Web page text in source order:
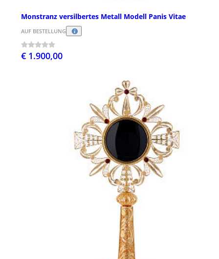
Monstranz versilbertes Metall Modell Panis Vitae
AUF BESTELLUNG
€ 1.900,00